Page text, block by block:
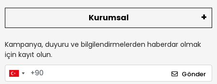
Kurumsal
Kampanya, duyuru ve bilgilendirmelerden haberdar olmak
için kayıt olun.
Gönder